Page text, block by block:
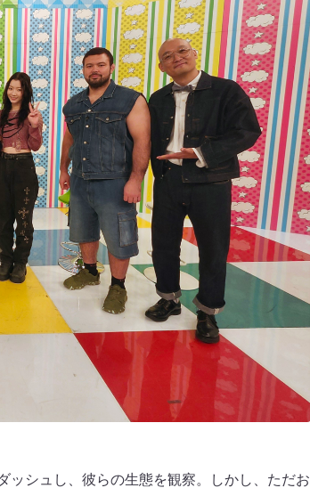
ッシュし、彼らの生態を観察。しかし、ただお